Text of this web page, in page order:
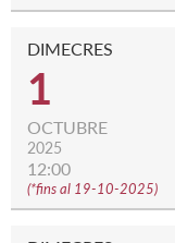
DIMECRES
1
OCTUBRE
2025
12:00
(*fins al 19-10-2025)